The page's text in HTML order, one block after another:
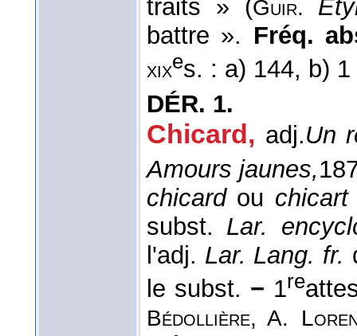
traits » (Guir.
battre ». Fréq.
xixes. : a) 144, b)
DÉR. 1.
Chicard , adj.Un
Amours jaunes,
chicardou chicart
subst. Lar.
l'adj. Lar. Lang. fr.
le subst. − 1re
Bédollière, A.